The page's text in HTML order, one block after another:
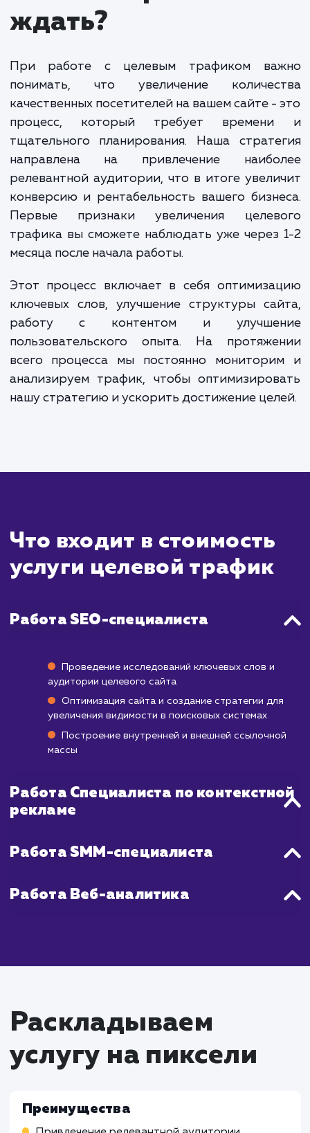
компаний, анализу и улучшению эффективности
продвижения.
Второй компонент - это стоимость
каждого нового посетителя. В данном случае, мы
говорим о цене за действие пользователя на
Это может быть как звонок, так и заявка или
Важно понимать, что вы оплачиваете именно
целевой трафик. Это люди, которые
в вашем предложении и готовы совершить
Вместе, эти два компонента обеспечивают гибкую
оплаты, позволяющую вам контролировать расходы и
фокусироваться на достижении конкретных бизнес-
ЗАКАЗАТЬ УСЛУГИ
Сколько времени
качественных посетителей на вашем сайте -
процесс, который требует
тщательного планирования. Наша
релевантной аудитории, что в итоге
Первые признаки увеличения
трафика вы сможете наблюдать уже
месяца после начала работы.
Этот процесс включает в себя
работу с контентом и
пользовательского опыта. На
анализируем трафик, чтобы
Что входит в стоимость
услуги целевой трафик
Работа SEO-специалиста